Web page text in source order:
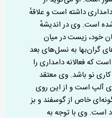
داشته است و علاقهٔ
است. وی در اندیشهٔ
خود، زیست در میان
گران‌بها به نسل‌های بعد
که فعالانه دامداری را
کاری نو باشد. وی معتقد
آلپ است و از این روی
خاص از گوسفند و بز
است. وی با توجه به